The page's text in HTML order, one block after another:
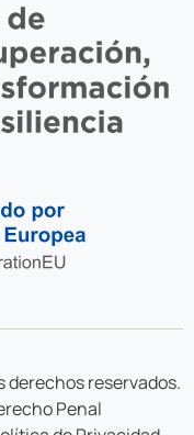
derechos reservados.
Penal